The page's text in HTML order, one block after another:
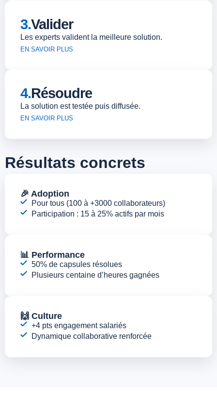
3.Valider
Les experts valident la meilleure solution.
EN SAVOIR PLUS
4.Résoudre
La solution est testée puis diffusée.
EN SAVOIR PLUS
Résultats concrets
🎉 Adoption
Pour tous (100 à +3000 collaborateurs)
Participation : 15 à 25% actifs par mois
📊 Performance
50% de capsules résolues
Plusieurs centaine d’heures gagnées
🙌 Culture
+4 pts engagement salariés
Dynamique collaborative renforcée